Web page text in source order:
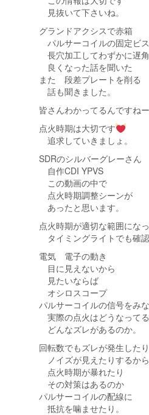
見抜いて下さいね。
グランドアクシスで赤箱
パルサーコイルの固定ビ
長穴加工してわずかに遅角
良くなった話を聞いた
また 段差プレートを削る
話も聞きました。
皆さんわかってるんですねー
点火時期は大切です
追求していきましょ。
SDRのシルバーグレーさん
自作CDI YPVS
この動画の中で
点火時期調整シーンが
あったと思います。
点火時期が適切な範囲にな
タイミングライトでも確認
電気 電子の動き
目に見えないから
見たいならば
オシロスコープ
パルサーコイルの信号をみ
実際の点火はどうなって
どんなズレがあるのか。
回転数でもズレが発生したり
ノイズが見えたりするから
点火時期が暴れたり
その対策はあるのか
パルサーコイルの配線に
抵抗を噛ませたり。